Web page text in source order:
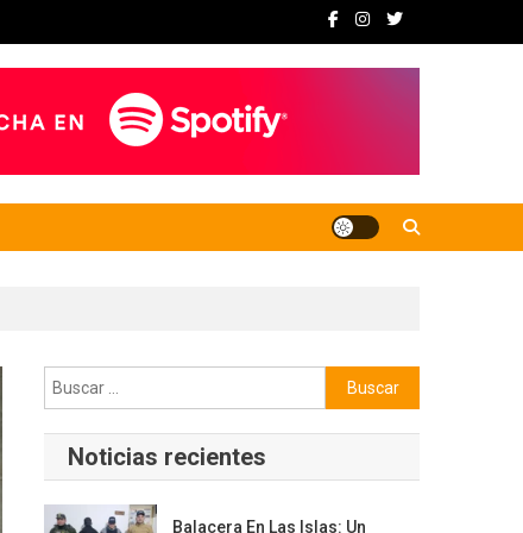
Buscar:
Noticias recientes
Balacera En Las Islas: Un